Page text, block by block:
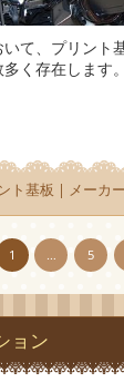
て、プリント
く存在します。
ト基板 | メーカー
1 … 5
ョン